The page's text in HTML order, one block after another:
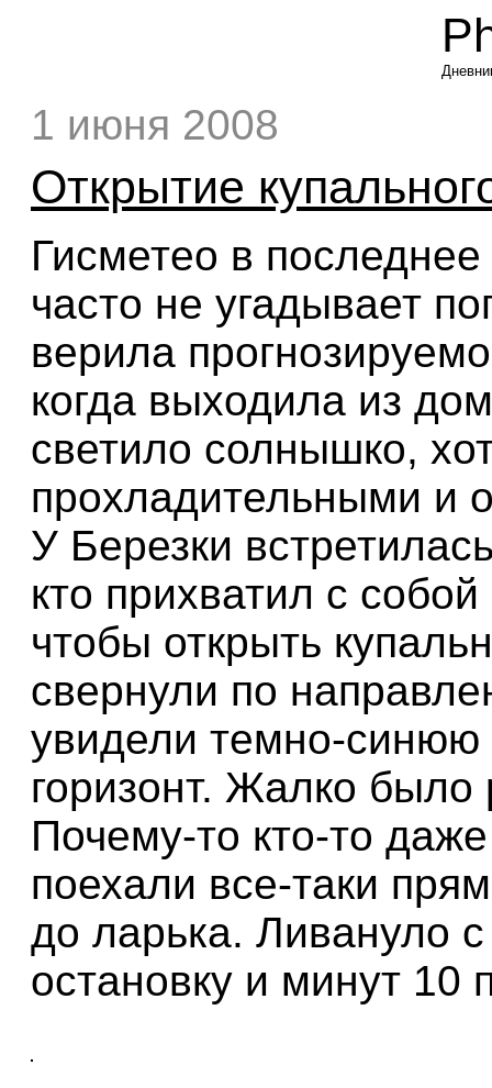
1 июня 2008
Открытие
Гисметео в
часто не угадывает
верила
когда выходила из
светило солнышко,
прохладительными и
У Березки
кто прихватил с
чтобы открыть
свернули по
увидели темно-
горизонт. Жалко было
Почему-то кто-то
поехали все-таки
до ларька. Ливануло
остановку и минут 10